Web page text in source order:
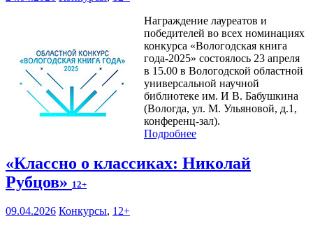
Награждение лауреатов и
победителей во всех номинациях
конкурса «Вологодская книга
года-2025» состоялось 23 апреля
в 15.00 в Вологодской областной
универсальной научной
библиотеке им. И В. Бабушкина
(Вологда, ул. М. Ульяновой, д.1,
конференц-зал).
Подробнее
«Классно о классиках: Николай
Рубцов» 12+
09.04.2026 Конкурсы, 12+